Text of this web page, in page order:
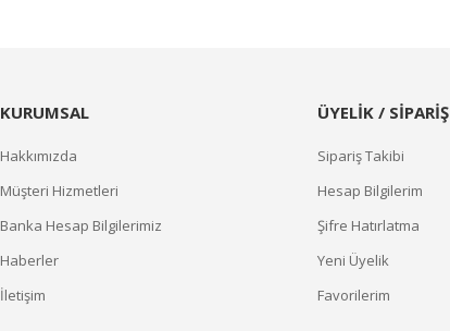
KURUMSAL
Hakkımızda
Müşteri Hizmetleri
Banka Hesap Bilgilerimiz
Haberler
İletişim
ÜYELİK / SİPARİŞ
Sipariş Takibi
Hesap Bilgilerim
Şifre Hatırlatma
Yeni Üyelik
Favorilerim